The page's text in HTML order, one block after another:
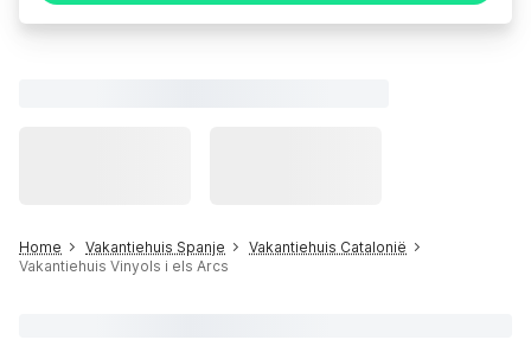
Home Vakantiehuis Spanje
Vakantiehuis Catalonië
Vakantiehuis Vinyols i els Arcs